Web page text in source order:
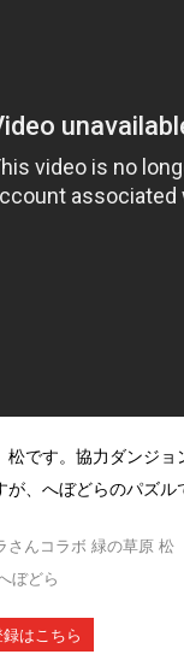
松です。協力ダンジ
、へぼどらのパズ
さんコラボ 緑の草原
ぼどら
はこちら